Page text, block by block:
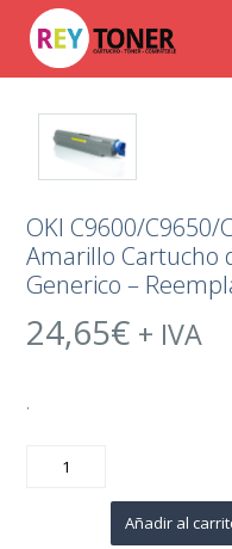
OKI C9600/C9650/
Amarillo Cartucho
Generico –
24,65€ + IVA
.
C9600/C9650/C9800/C9850
Añadir al